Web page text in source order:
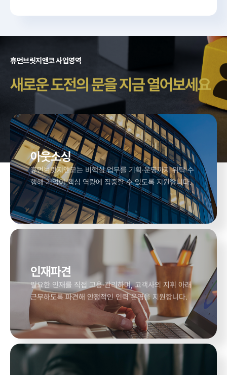
휴먼브릿지앤코 사업영역
새로운 도전의 문을 지금 열어보세요
아웃소싱
휴먼브릿지앤코는 비핵심 업무를 기획·운영까지 위탁 수
행해 기업이 핵심 역량에 집중할 수 있도록 지원합니다.
인재파견
필요한 인재를 직접 고용·관리하며, 고객사의 지휘 아래
근무하도록 파견해 안정적인 인력 운영을 지원합니다.